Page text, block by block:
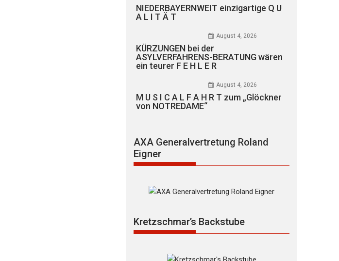
NIEDERBAYERNWEIT einzigartige Q U
A L I T Ä T
August 4, 2026
KÜRZUNGEN bei der
ASYLVERFAHRENS-BERATUNG wären
ein teurer F E H L E R
August 4, 2026
M U S I C A L F A H R T zum „Glöckner
von NOTREDAME“
AXA Generalvertretung Roland
Eigner
Kretzschmar’s Backstube